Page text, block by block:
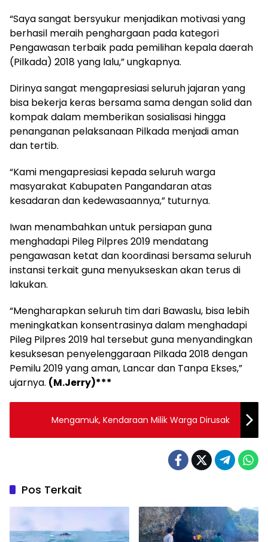
“Saya sangat bersyukur menjadikan motivasi yang
berhasil meraih penghargaan pada kategori
Pengawasan terbaik pada pemilihan kepala daerah
(Pilkada) 2018 yang lalu,” ungkapnya.
Dirinya sangat mengapresiasi seluruh jajaran yang
bisa bekerja keras bersama sama dengan solid dan
kompak dalam memberikan sosialisasi hingga
penanganan pelaksanaan Pilkada menjadi aman
dan tertib.
“Kami mengapresiasi kepada seluruh warga
masyarakat Kabupaten Pangandaran atas
kesadaran dan kedewasaannya,” tuturnya.
Iwan menambahkan untuk persiapan guna
menghadapi Pileg Pilpres 2019 mendatang
pengawasan ketat dan koordinasi bersama seluruh
instansi terkait guna menyukseskan akan terus di
lakukan.
“Mengharapkan seluruh tim dari Bawaslu, bisa lebih
meningkatkan konsentrasinya dalam menghadapi
Pileg Pilpres 2019 hal tersebut guna menyandingkan
kesuksesan penyelenggaraan Pilkada 2018 dengan
Pemilu 2019 yang aman, Lancar dan Tanpa Ekses,”
ujarnya. (M.Jerry)***
Mengamuk, Kendaraan Milik Warga Dirusak
Pos Terkait